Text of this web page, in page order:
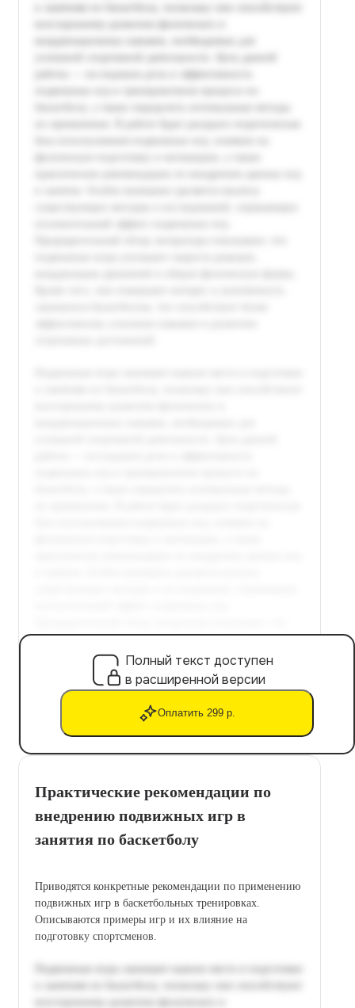
Полный текст доступен
в расширенной версии
Оплатить 299 р.
Практические рекомендации по
внедрению подвижных игр в
занятия по баскетболу
Приводятся конкретные рекомендации по применению
подвижных игр в баскетбольных тренировках.
Описываются примеры игр и их влияние на
подготовку спортсменов.